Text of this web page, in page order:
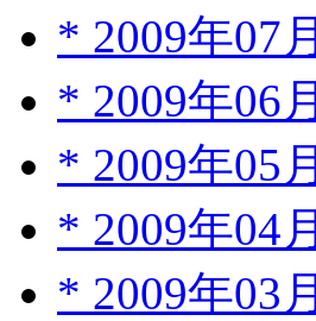
* 2009年07月
* 2009年06月
* 2009年05月
* 2009年04月
* 2009年03月